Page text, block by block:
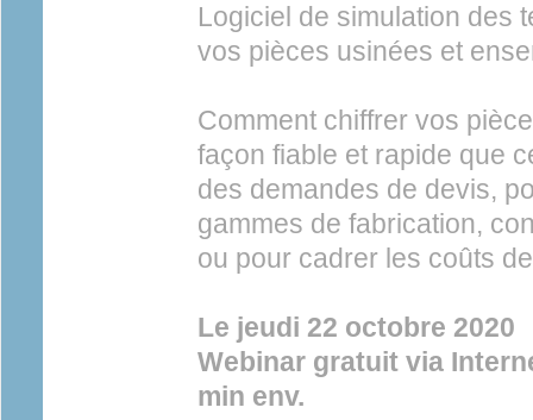
Logiciel de simulation des
vos pièces usinées et
Comment chiffrer vos
façon fiable et rapide que
des demandes de devis,
gammes de fabrication,
ou pour cadrer les coûts
Le jeudi 22 octobre 2020
Webinar gratuit via
min env.